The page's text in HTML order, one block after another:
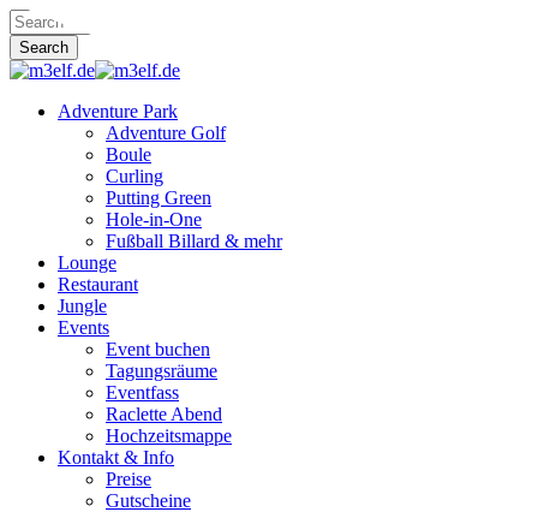
Skip
to
main
content
Search
Close
Menu
Adventure Park
Adventure Golf
Boule
Curling
Putting Green
Hole-in-One
Fußball Billard & mehr
Lounge
Restaurant
Jungle
Events
Event buchen
Tagungsräume
Eventfass
Raclette Abend
Hochzeitsmappe
Kontakt & Info
Preise
Gutscheine